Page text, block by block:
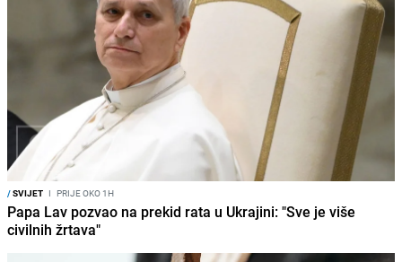
/SVIJET I PRIJE OKO 1H
Papa Lav pozvao na prekid rata u Ukrajini: "Sve je više
civilnih žrtava"